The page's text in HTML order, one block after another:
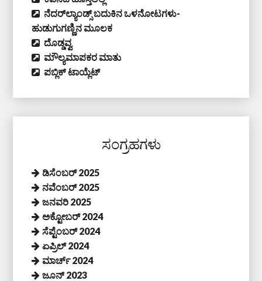
ನೆದರ್‌ಲ್ಯಾಂಡ್ಸ್‌ ಬದುಕಿನ ಒಳನೋಟಗಳು-
ಹುಡುಗುಗಣ್ಣಿನ ಮೂಲಕ
ದೊಡ್ಡವ್ವ
ಮೌಲ್ಯಮಾಪಕರ ಮಾತು
ಪಬ್ಲಿಕ್‌ ಟಾಯ್ಲೆಟ್‌
ಸಂಗ್ರಹಗಳು
ಡಿಸೆಂಬರ್ 2025
ನವೆಂಬರ್ 2025
ಜನವರಿ 2025
ಅಕ್ಟೋಬರ್ 2024
ಸೆಪ್ಟೆಂಬರ್ 2024
ಏಪ್ರಿಲ್ 2024
ಮಾರ್ಚ್ 2024
ಜೂನ್ 2023